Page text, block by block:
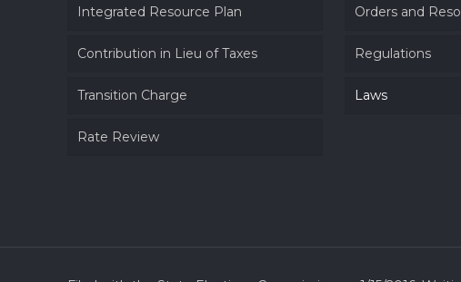
Integrated Resource Plan
Contribution in Lieu of Taxes
Transition Charge
Rate Review
Orders and
Regulations
Laws